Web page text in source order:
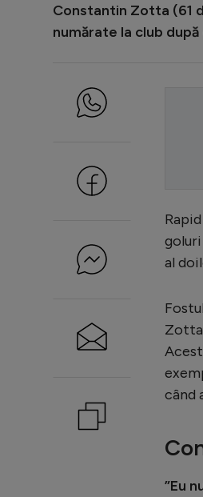
Constantin Zotta (61
numărate la club
al
când
”Eu